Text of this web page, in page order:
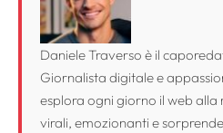
Daniele Traverso è il
Giornalista digitale e
esplora ogni giorno il web alla
virali, emozionanti e